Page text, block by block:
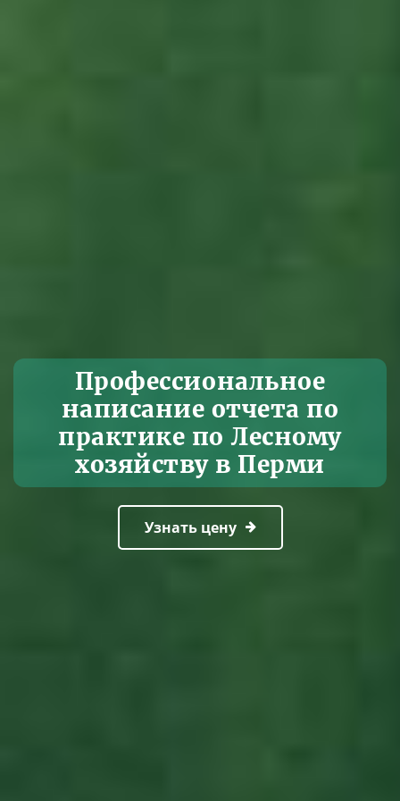
Профессиональное
написание отчета по
практике по Лесному
хозяйству в Перми
Узнать цену